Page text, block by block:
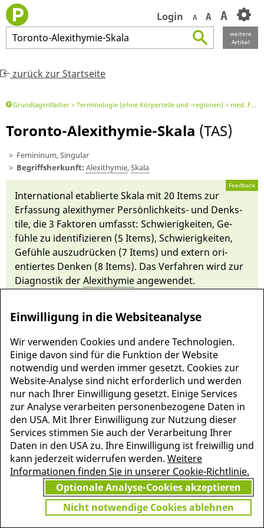
Login A A A
Toronto-Alexithymie-Skala
weitere
Artikel
zurück zur Startseite
Grundlagenfächer Terminologie (ohne Körperteile und -regionen) med. Fachbegriff oder Element davon
Toronto-Alexithymie-Skala (TAS)
Femininum, Singular
Begriffsherkunft: Alexi­thymie,Skala
Feedback
In­ternational eta­blier­te Ska­la mit 20 Items zur
Er­fassung alexi­thymer Per­sön­lich­keits- und Denks­
tile, die 3 Faktoren um­fasst: Schwierig­keiten, Ge­
fühle zu identifizie­ren (5 Items), Schwierig­keiten,
Ge­fühle aus­zu­drü­cken (7 Items) und ex­tern ori­
entiertes Denken (8 Items). Das Ver­fahren wird zur
Diagnostik derAlexi­thymiean­gewen­det.
MEHR INFORMATIONEN
ZU PSCHYREMBEL
JETZT
GRATIS TESTEN
Einwilligung in die Websiteanalyse
Wir verwenden Cookies und andere Technologien.
Einige davon sind für die Funktion der Website
notwendig und werden immer gesetzt. Cookies zur
Website-Analyse sind nicht erforderlich und werden
nur nach Ihrer Einwilligung gesetzt. Einige Services
zur Analyse verarbeiten personenbezogene Daten in
den USA. Mit Ihrer Einwilligung zur Nutzung dieser
Services stimmen Sie auch der Verarbeitung Ihrer
Daten in den USA zu. Ihre Einwilligung ist freiwillig und
kann jederzeit widerrufen werden. Weitere
Informationen finden Sie in unserer Cookie-Richtlinie.
Optionale Analyse-Cookies akzeptieren
Nicht notwendige Cookies ablehnen